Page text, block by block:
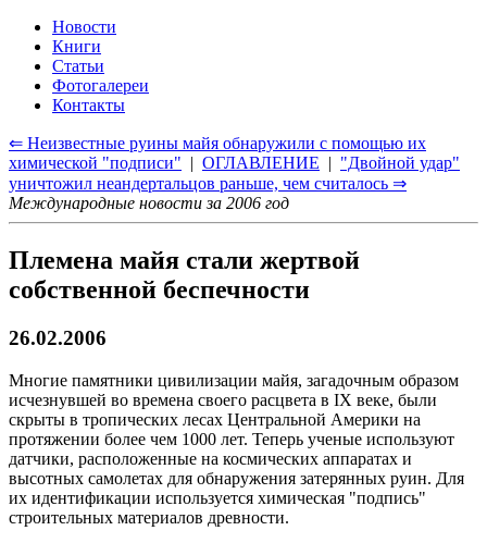
Новости
Книги
Статьи
Фотогалереи
Контакты
⇐ Неизвестные руины майя обнаружили с помощью их
химической "подписи" | ОГЛАВЛЕНИЕ | "Двойной удар"
уничтожил неандертальцов раньше, чем считалось ⇒
Международные новости за 2006 год
Племена майя стали жертвой
собственной беспечности
26.02.2006
Многие памятники цивилизации майя, загадочным образом
исчезнувшей во времена своего расцвета в IX веке, были
скрыты в тропических лесах Центральной Америки на
протяжении более чем 1000 лет. Теперь ученые используют
датчики, расположенные на космических аппаратах и
высотных самолетах для обнаружения затерянных руин. Для
их идентификации используется химическая "подпись"
строительных материалов древности.